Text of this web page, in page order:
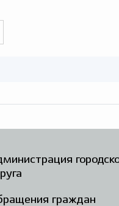
граждан